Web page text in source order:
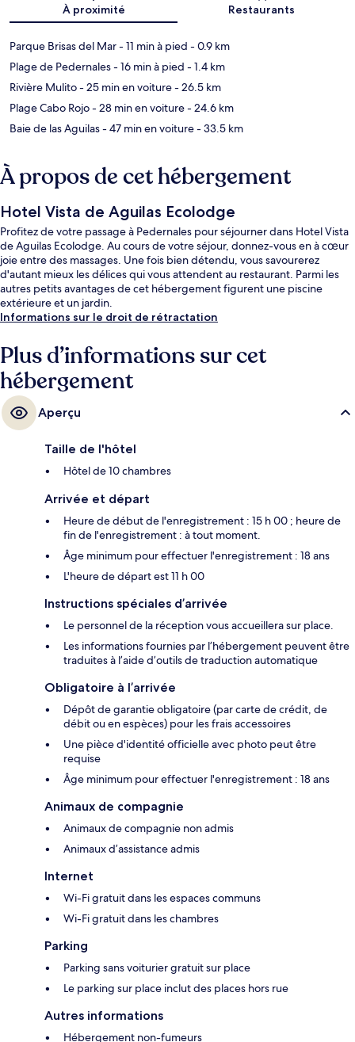
À proximité Restaurants
Parque Brisas del Mar- 11 min à pied - 0.9 km
Plage de Pedernales- 16 min à pied - 1.4 km
Rivière Mulito- 25 min en voiture- 26.5 km
Plage Cabo Rojo- 28 min en voiture- 24.6 km
Baie de las Aguilas- 47 min en voiture- 33.5 km
À propos de cet hébergement
Hotel Vista de Aguilas Ecolodge
Profitez de votre passage à Pedernales pour séjourner dans Hotel Vista
de Aguilas Ecolodge. Au cours de votre séjour, donnez-vous en à cœur
joie entre des massages. Une fois bien détendu, vous savourerez
d'autant mieux les délices qui vous attendent au restaurant. Parmi les
autres petits avantages de cet hébergement figurent une piscine
extérieure et un jardin.
Informations sur le droit de rétractation
Plus d’informations sur cet
hébergement
Aperçu
Taille de l'hôtel
Hôtel de 10 chambres
Arrivée et départ
Heure de début de l'enregistrement : 15 h 00 ; heure de
fin de l'enregistrement : à tout moment.
Âge minimum pour effectuer l'enregistrement : 18 ans
L'heure de départ est 11 h 00
Instructions spéciales d’arrivée
Le personnel de la réception vous accueillera sur place.
Les informations fournies par l’hébergement peuvent être
traduites à l’aide d’outils de traduction automatique
Obligatoire à l’arrivée
Dépôt de garantie obligatoire (par carte de crédit, de
débit ou en espèces) pour les frais accessoires
Une pièce d'identité officielle avec photo peut être
requise
Âge minimum pour effectuer l'enregistrement : 18 ans
Animaux de compagnie
Animaux de compagnie non admis
Animaux d’assistance admis
Internet
Wi-Fi gratuit dans les espaces communs
Wi-Fi gratuit dans les chambres
Parking
Parking sans voiturier gratuit sur place
Le parking sur place inclut des places hors rue
Autres informations
Hébergement non-fumeurs